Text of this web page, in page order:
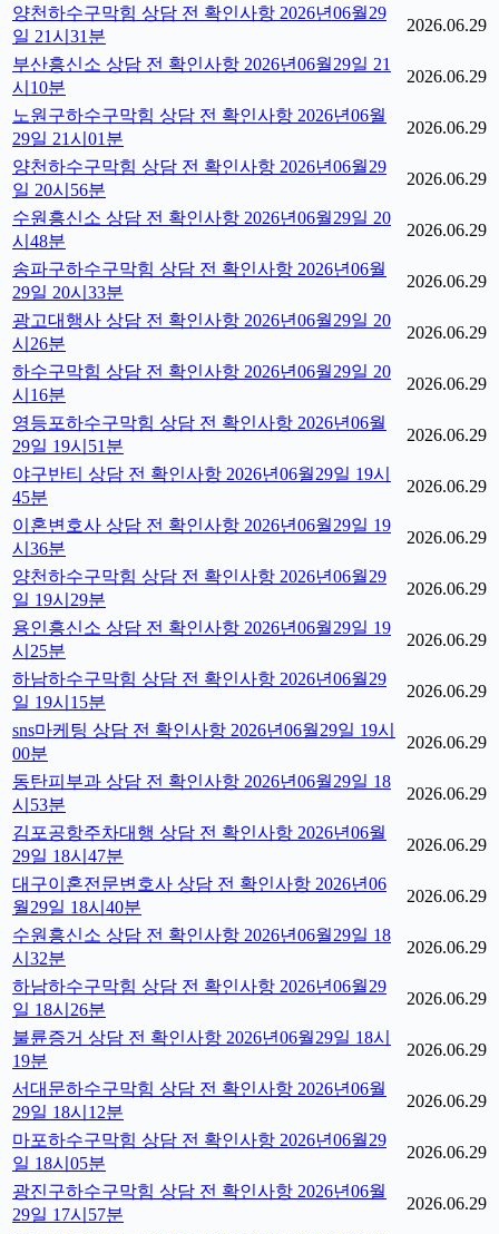
양천하수구막힘 상담 전 확인사항 2026년06월29
일 21시31분
2026.06.29
부산흥신소 상담 전 확인사항 2026년06월29일 21
시10분
2026.06.29
노원구하수구막힘 상담 전 확인사항 2026년06월
29일 21시01분
2026.06.29
양천하수구막힘 상담 전 확인사항 2026년06월29
일 20시56분
2026.06.29
수원흥신소 상담 전 확인사항 2026년06월29일 20
시48분
2026.06.29
송파구하수구막힘 상담 전 확인사항 2026년06월
29일 20시33분
2026.06.29
광고대행사 상담 전 확인사항 2026년06월29일 20
시26분
2026.06.29
하수구막힘 상담 전 확인사항 2026년06월29일 20
시16분
2026.06.29
영등포하수구막힘 상담 전 확인사항 2026년06월
29일 19시51분
2026.06.29
야구반티 상담 전 확인사항 2026년06월29일 19시
45분
2026.06.29
이혼변호사 상담 전 확인사항 2026년06월29일 19
시36분
2026.06.29
양천하수구막힘 상담 전 확인사항 2026년06월29
일 19시29분
2026.06.29
용인흥신소 상담 전 확인사항 2026년06월29일 19
시25분
2026.06.29
하남하수구막힘 상담 전 확인사항 2026년06월29
일 19시15분
2026.06.29
sns마케팅 상담 전 확인사항 2026년06월29일 19시
00분
2026.06.29
동탄피부과 상담 전 확인사항 2026년06월29일 18
시53분
2026.06.29
김포공항주차대행 상담 전 확인사항 2026년06월
29일 18시47분
2026.06.29
대구이혼전문변호사 상담 전 확인사항 2026년06
월29일 18시40분
2026.06.29
수원흥신소 상담 전 확인사항 2026년06월29일 18
시32분
2026.06.29
하남하수구막힘 상담 전 확인사항 2026년06월29
일 18시26분
2026.06.29
불륜증거 상담 전 확인사항 2026년06월29일 18시
19분
2026.06.29
서대문하수구막힘 상담 전 확인사항 2026년06월
29일 18시12분
2026.06.29
마포하수구막힘 상담 전 확인사항 2026년06월29
일 18시05분
2026.06.29
광진구하수구막힘 상담 전 확인사항 2026년06월
29일 17시57분
2026.06.29